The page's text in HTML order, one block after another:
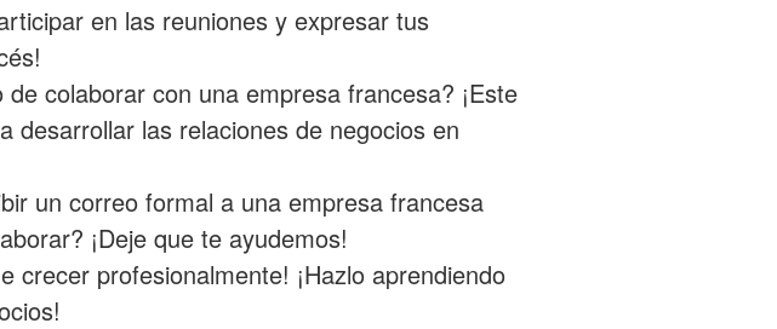
en las reuniones y expresar tus
de colaborar con una empresa francesa? ¡Este
desarrollar las relaciones de negocios en
un correo formal a una empresa francesa
¡Deje que te ayudemos!
crecer profesionalmente! ¡Hazlo aprendiendo